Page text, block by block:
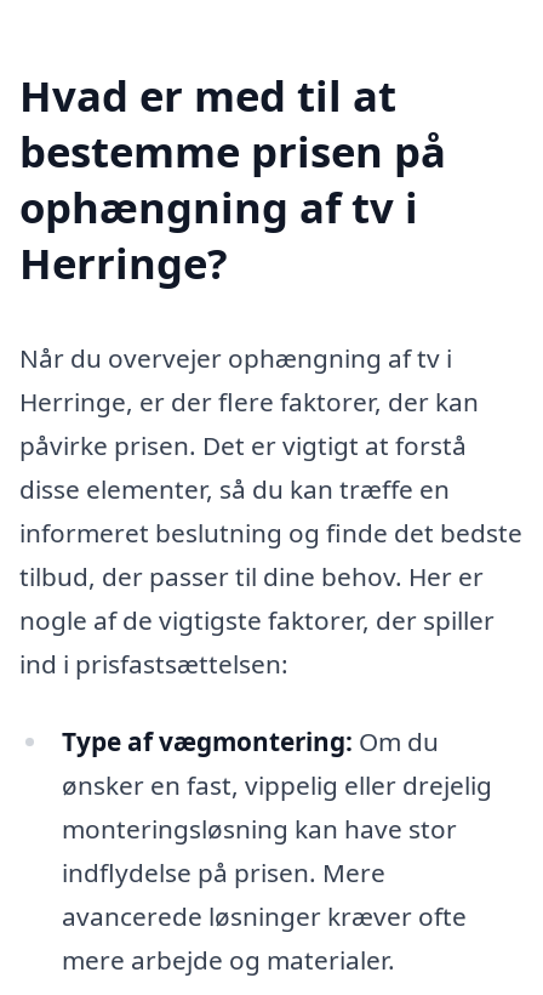
Hvad er med til at
bestemme prisen på
ophængning af tv i
Herringe?
Når du overvejer ophængning af tv i
Herringe, er der flere faktorer, der kan
påvirke prisen. Det er vigtigt at forstå
disse elementer, så du kan træffe en
informeret beslutning og finde det bedste
tilbud, der passer til dine behov. Her er
nogle af de vigtigste faktorer, der spiller
ind i prisfastsættelsen:
Type af vægmontering: Om du
ønsker en fast, vippelig eller drejelig
monteringsløsning kan have stor
indflydelse på prisen. Mere
avancerede løsninger kræver ofte
mere arbejde og materialer.